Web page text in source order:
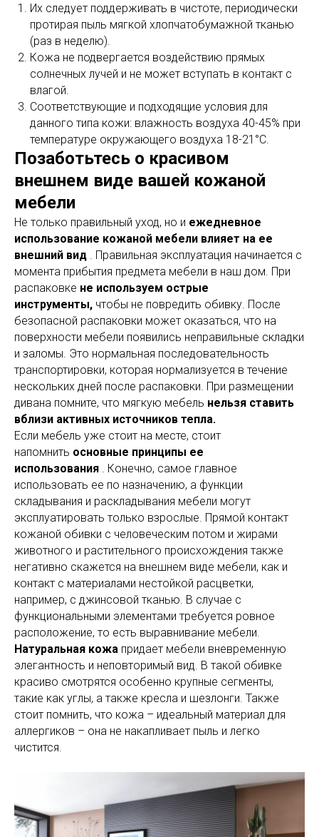
Их следует поддерживать в чистоте, периодически
протирая пыль мягкой хлопчатобумажной тканью
(раз в неделю).
Кожа не подвергается воздействию прямых
солнечных лучей и не может вступать в контакт с
влагой.
Соответствующие и подходящие условия для
данного типа кожи: влажность воздуха 40-45% при
температуре окружающего воздуха 18-21°С.
Позаботьтесь о красивом
внешнем виде вашей кожаной
мебели
Не только правильный уход, но и ежедневное
использование кожаной мебели влияет на ее
внешний вид . Правильная эксплуатация начинается с
момента прибытия предмета мебели в наш дом. При
распаковке не используем острые
инструменты, чтобы не повредить обивку. После
безопасной распаковки может оказаться, что на
поверхности мебели появились неправильные складки
и заломы. Это нормальная последовательность
транспортировки, которая нормализуется в течение
нескольких дней после распаковки. При размещении
дивана помните, что мягкую мебель нельзя ставить
вблизи активных источников тепла.
Если мебель уже стоит на месте, стоит
напомнить основные принципы ее
использования . Конечно, самое главное
использовать ее по назначению, а функции
складывания и раскладывания мебели могут
эксплуатировать только взрослые. Прямой контакт
кожаной обивки с человеческим потом и жирами
животного и растительного происхождения также
негативно скажется на внешнем виде мебели, как и
контакт с материалами нестойкой расцветки,
например, с джинсовой тканью. В случае с
функциональными элементами требуется ровное
расположение, то есть выравнивание мебели.
Натуральная кожа придает мебели вневременную
элегантность и неповторимый вид. В такой обивке
красиво смотрятся особенно крупные сегменты,
такие как углы, а также кресла и шезлонги. Также
стоит помнить, что кожа – идеальный материал для
аллергиков – она не накапливает пыль и легко
чистится.